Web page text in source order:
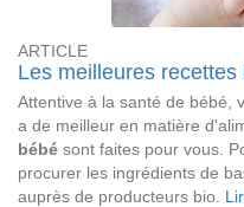
ARTICLE
Les meilleures
Attentive à la santé de bébé,
a de meilleur en matière
bébé sont faites pour vous.
procurer les ingrédients de
auprès de producteurs bio.